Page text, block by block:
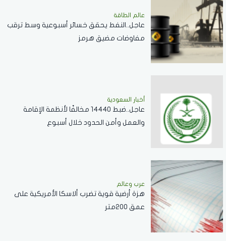
عالم الطاقة
عاجل..النفط يحقق خسائر أسبوعية وسط ترقب
مفاوضات مضيق هرمز
أخبار السعودية
عاجل..ضبط 14440 مخالفًا لأنظمة الإقامة
والعمل وأمن الحدود خلال أسبوع
عرب وعالم
هزة أرضية قوية تضرب ألاسكا الأمريكية على
عمق 200متر